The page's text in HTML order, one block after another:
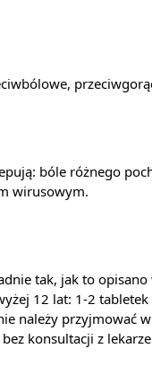
bóle różnego
wirusowym.
tak, jak to
12 lat: 1-2
należy przyjmować
konsultacji z